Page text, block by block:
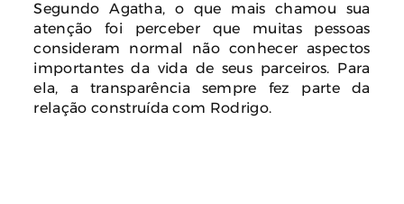
Segundo Agatha, o que mais chamou sua
atenção foi perceber que muitas pessoas
consideram normal não conhecer aspectos
importantes da vida de seus parceiros. Para
ela, a transparência sempre fez parte da
relação construída com Rodrigo.